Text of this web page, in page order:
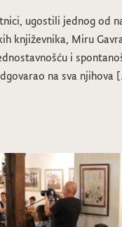
ugostili jednog od
književnika, Miru
i
na sva